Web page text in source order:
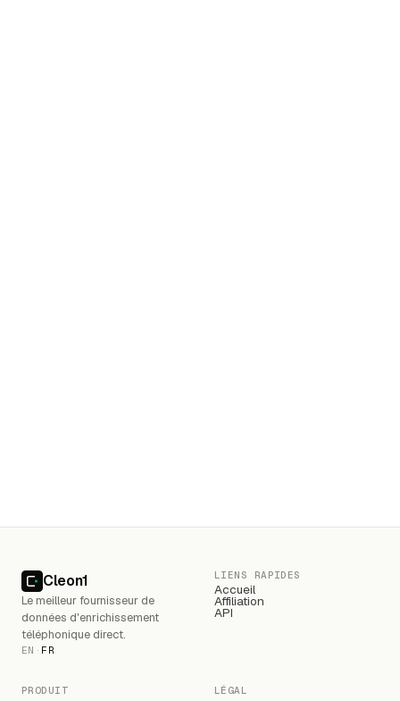
Cleon1
Le meilleur fournisseur de
données d'enrichissement
téléphonique direct.
EN · FR
LIENS RAPIDES
Accueil
Affiliation
API
PRODUIT LÉGAL